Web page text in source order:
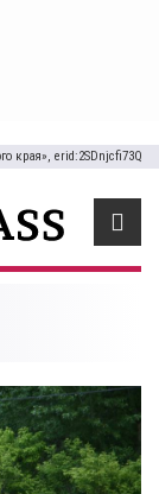
края», erid:2SDnjcfi73Q